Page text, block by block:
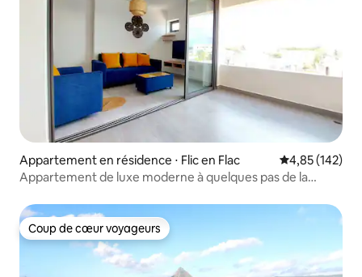
Appartement en résidence ⋅ Flic en Flac Évaluation
4,85 (142)
Appartement de luxe moderne à quelques pas de la
Coup de cœur voyageurs
Coup de cœur voyageurs